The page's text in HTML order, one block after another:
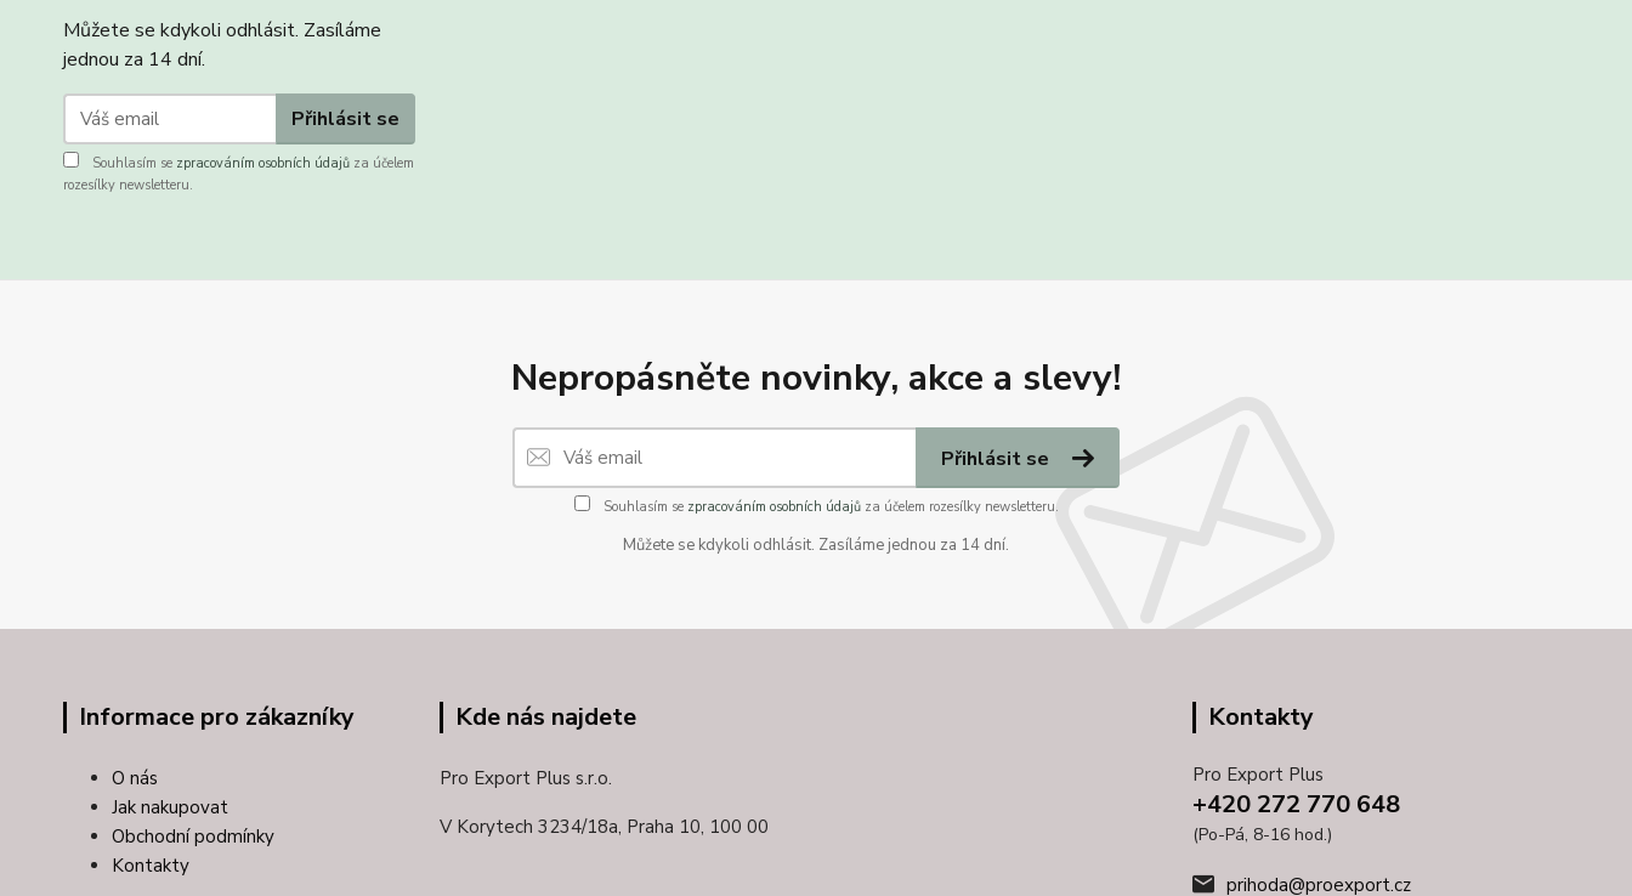
Můžete se kdykoli odhlásit. Zasíláme
jednou za 14 dní.
Přihlásit se
Souhlasím se zpracováním osobních údajů za účelem
rozesílky newsletteru.
Nepropásněte novinky, akce a slevy!
Přihlásit se
Souhlasím se zpracováním osobních údajůza účelem rozesílky newsletteru.
Můžete se kdykoli odhlásit. Zasíláme jednou za 14 dní.
Informace pro zákazníky
O nás
Jak nakupovat
Obchodní podmínky
Kontakty
Kde nás najdete
Pro Export Plus s.r.o.
V Korytech 3234/18a, Praha 10, 100 00
Kontakty
Pro Export Plus
+420 272 770 648
(Po-Pá, 8-16 hod.)
prihoda@proexport.cz